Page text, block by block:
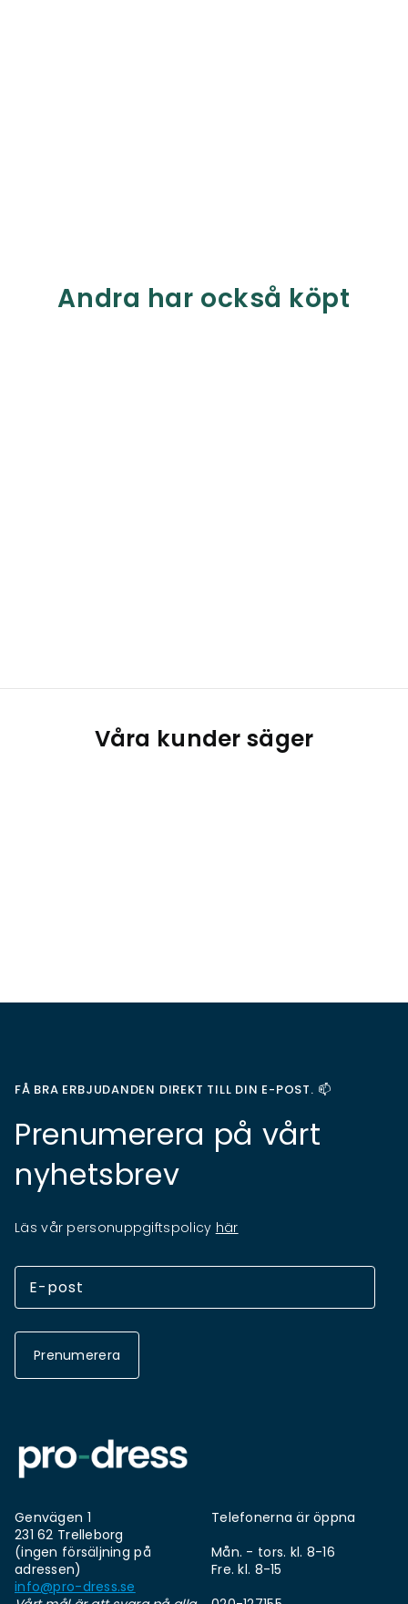
Andra har också köpt
Våra kunder säger
FÅ BRA ERBJUDANDEN DIREKT TILL DIN E-POST. 📫
Prenumerera på vårt
nyhetsbrev
Läs vår personuppgiftspolicy här
Prenumerera
Genvägen 1
231 62 Trelleborg
(ingen försäljning på
adressen)
info@pro-dress.se
Telefonerna är öppna
Mån. - tors. kl. 8-16
Fre. kl. 8-15